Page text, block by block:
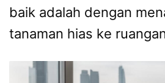
baik adalah dengan
tanaman hias ke